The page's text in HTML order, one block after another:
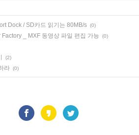
Dock / SD카드 읽기는 80MB/s (0)
_ MXF 동영상 파일 편집 가능 (0)
(2)
라 (0)